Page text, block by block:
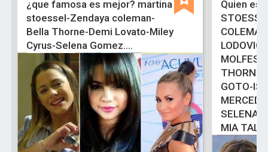
¿que famosa es mejor? martina
stoessel-Zendaya coleman-
Bella Thorne-Demi Lovato-Miley
Cyrus-Selena Gomez....
Quien es
THORNE-
GOTO-
SELENA
MIA